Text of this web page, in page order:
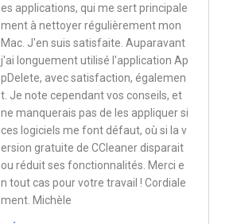
es applications, qui me sert principale
ment à nettoyer régulièrement mon
Mac. J'en suis satisfaite. Auparavant
j'ai longuement utilisé l'application Ap
pDelete, avec satisfaction, égalemen
t. Je note cependant vos conseils, et
ne manquerais pas de les appliquer si
ces logiciels me font défaut, où si la v
ersion gratuite de CCleaner disparait
ou réduit ses fonctionnalités. Merci e
n tout cas pour votre travail ! Cordiale
ment. Michèle